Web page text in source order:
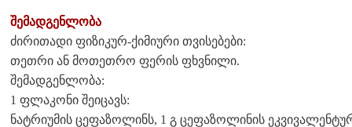
შემადგენლობა
ძირითადი ფიზიკურ-ქიმიური თვისებები:
თეთრი ან მოთეთრო ფერის ფხვნილი.
შემადგენლობა:
1 ფლაკონი შეიცავს:
ნატრიუმის ცეფაზოლინს, 1 გ ცეფაზოლინის